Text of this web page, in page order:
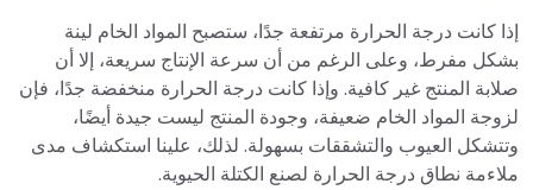
إذا كانت درجة الحرارة مرتفعة جدًا، ستصبح المواد الخام لينة
بشكل مفرط، وعلى الرغم من أن سرعة الإنتاج سريعة، إلا أن
صلابة المنتج غير كافية. وإذا كانت درجة الحرارة منخفضة جدًا، فإن
لزوجة المواد الخام ضعيفة، وجودة المنتج ليست جيدة أيضًا،
وتتشكل العيوب والتشققات بسهولة. لذلك، علينا استكشاف مدى
ملاءمة نطاق درجة الحرارة لصنع الكتلة الحيوية.